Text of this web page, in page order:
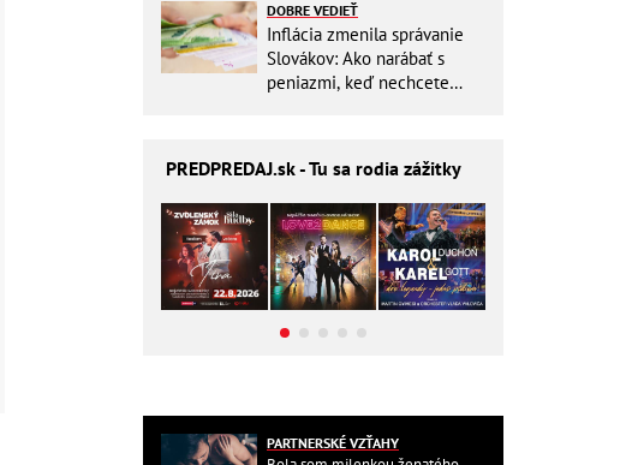
DOBRE VEDIEŤ
Inflácia zmenila správanie
Slovákov: Ako narábať s
peniazmi, keď nechcete
PREDPREDAJ.sk - Tu sa rodia zážitky
PARTNERSKÉ VZŤAHY